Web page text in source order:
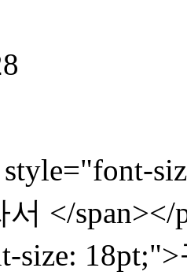
style="font-
</span></
size: